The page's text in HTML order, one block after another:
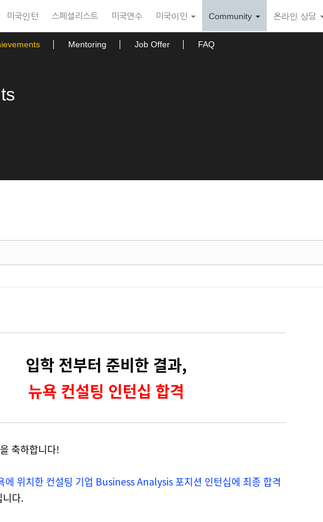
미국인턴 스페셜리스트 미국연수 미국이민 Community 온라인 상담
Mentoring Job Offer FAQ
입학 전부터 준비한 결과,
뉴욕 컨설팅 인턴십 합격
축하합니다!
에 위치한 컨설팅 기업 Business Analysis 포지션 인턴십에 최종 합격
니다.